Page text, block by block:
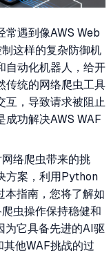
常遇到像AWS Web
这样的复杂防御机
自动化机器人，给开
传统的网络爬虫工具
互，导致请求被阻止
成功解决AWS WAF
络爬虫带来的挑
方案，利用Python
本指南，您将了解如
虫操作保持稳健和
为它具备先进的AI驱
他WAF挑战的过